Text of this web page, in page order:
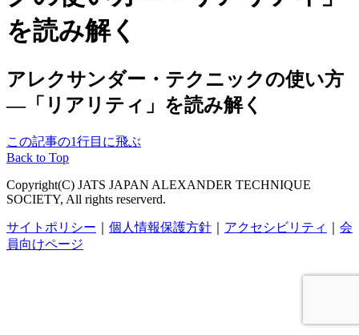
アレクサンダー・テクニックの使い方
―「リアリティ」を読み解く
この記事の1行目に飛ぶ
Back to Top
Copyright(C) JATS JAPAN ALEXANDER TECHNIQUE
SOCIETY, All rights reserverd.
サイトポリシー 個人情報保護方針 アクセシビリティ
会
員向けページ